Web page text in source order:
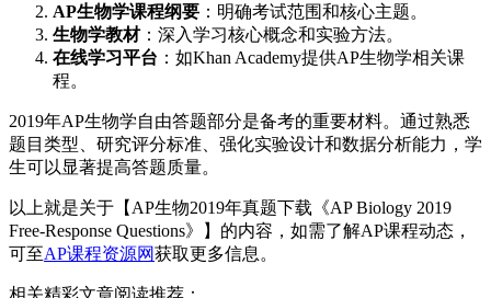
AP生物学课程纲要 ：明确考试范围和核心主题。
生物学教材：深入学习核心概念和实验方法。
在线学习平台 ：如Khan Academy提供AP生物学相关课
程。
2019年AP生物学自由答题部分是备考的重要材料。通过熟悉
题目类型、研究评分标准、强化实验设计和数据分析能力，学
生可以显著提高答题质量。
以上就是关于【AP生物2019年真题下载《AP Biology 2019
Free-Response Questions》】的内容，如需了解AP课程动态，
可至AP课程资源网获取更多信息。
相关精彩文章阅读推荐：